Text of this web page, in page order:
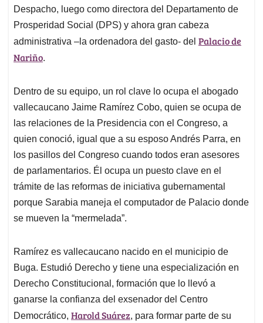
Despacho, luego como directora del Departamento de
Prosperidad Social (DPS) y ahora gran cabeza
administrativa –la ordenadora del gasto- del Palacio de
Nariño.
Dentro de su equipo, un rol clave lo ocupa el abogado
vallecaucano Jaime Ramírez Cobo, quien se ocupa de
las relaciones de la Presidencia con el Congreso, a
quien conoció, igual que a su esposo Andrés Parra, en
los pasillos del Congreso cuando todos eran asesores
de parlamentarios. Él ocupa un puesto clave en el
trámite de las reformas de iniciativa gubernamental
porque Sarabia maneja el computador de Palacio donde
se mueven la “mermelada”.
Ramírez es vallecaucano nacido en el municipio de
Buga. Estudió Derecho y tiene una especialización en
Derecho Constitucional, formación que lo llevó a
ganarse la confianza del exsenador del Centro
Democrático, Harold Suárez, para formar parte de su